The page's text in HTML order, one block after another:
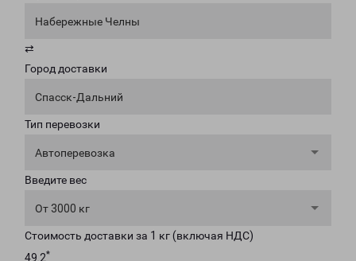
Набережные Челны
⇄
Город доставки
Спасск-Дальний
Тип перевозки
Автоперевозка
Введите вес
От 3000 кг
Стоимость доставки за 1 кг (включая НДС)
49.2*